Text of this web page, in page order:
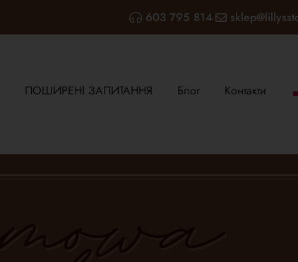
603 795 814
ПОШИРЕНІ ЗАПИТАННЯ Блог Контакти